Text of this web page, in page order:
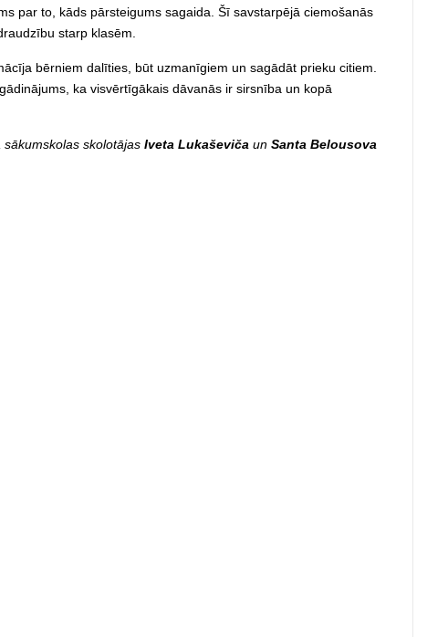
par to, kāds pārsteigums sagaida. Šī savstarpējā ciemošanās
starp klasēm.
bērniem dalīties, būt uzmanīgiem un sagādāt prieku citiem.
ka visvērtīgākais dāvanās ir sirsnība un kopā
skolotājas Iveta Lukaševiča un Santa Belousova